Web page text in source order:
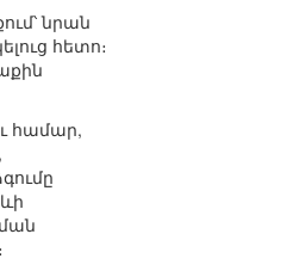
նրան
հետո։
համար,